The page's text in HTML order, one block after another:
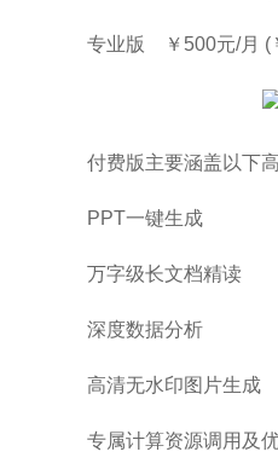
专业版 ￥500元/月
付费版主要涵盖以下
PPT一键生成
万字级长文档精读
深度数据分析
高清无水印图片生成
专属计算资源调用及